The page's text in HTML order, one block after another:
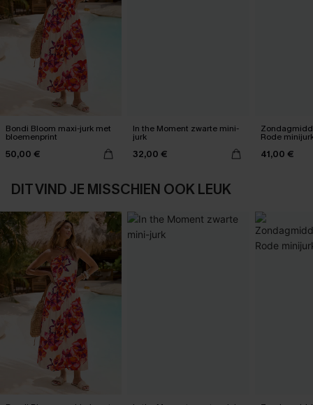
Bondi Bloom maxi-jurk met
bloemenprint
50,00 €
In the Moment zwarte mini-
jurk
32,00 €
Rode
41,00 €
DIT VIND JE MISSCHIEN OOK LEUK